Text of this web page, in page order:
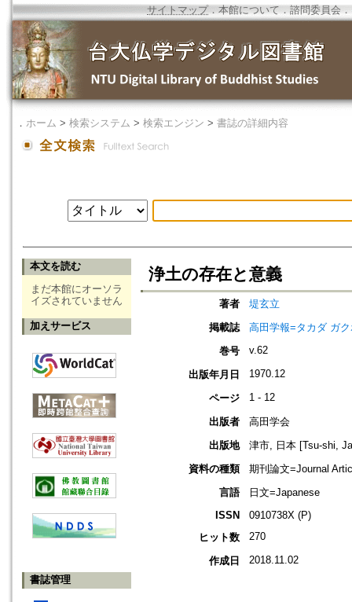
サイトマップ．本館について ． 諮問委員会 ．
． ホーム > 検索システム > 検索エンジン > 書誌の詳細内容
本文を読む
まだ本館にオーソラ
イズされていません
加えサービス
書誌管理
浄土の存在と意義
著者
堤玄立
掲載誌
高田学報=タカダ ガ
巻号
v.62
出版年月日 1970.12
ページ 1 - 12
出版者
高田学会
出版地
津市, 日本 [Tsu-shi,
資料の種類
期刊論文=Journal
言語
日文=Japanese
ISSN
0910738X (P)
ヒット数
270
作成日 2018.11.02